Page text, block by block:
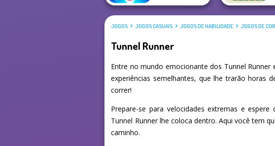
JOGOS JOGOS CASUAIS JOGOS DE HABILIDADE JOGOS DE
Tunnel Runner
Entre no mundo emocionante dos Tunnel
experiências semelhantes, que lhe trarão horas
correr!
Prepare-se para velocidades extremas e
Tunnel Runner lhe coloca dentro. Aqui você tem
caminho.